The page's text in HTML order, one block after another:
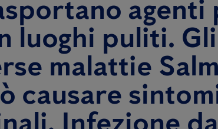
luoghi puliti.
malattie
causare
Infezione